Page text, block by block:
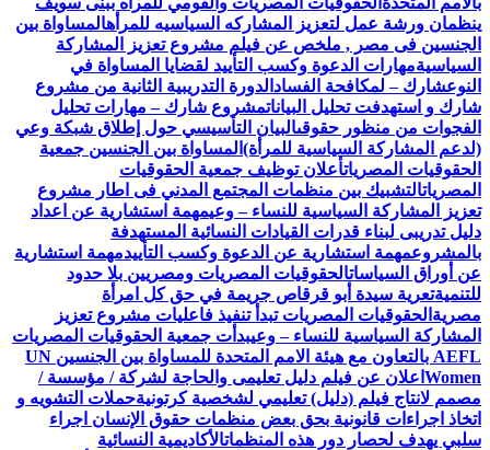
ينظمان ورشة عمل لتعزيز المشاركه السياسيه للمرأهالمساواة بين
الجنسين فى مصر , ملخص عن فيلم مشروع تعزيز المشاركة
السياسيةمهارات الدعوة وكسب التأييد لقضايا المساواة في
النوعشارك – لمكافحة الفساد الدورة التدريبية الثانية من مشروع
شارك و استهدفت تحليل البياناتمشروع شارك – مهارات تحليل
الفجوات من منظور حقوقىالبيان التأسيسي حول إطلاق شبكة وعي
(لدعم المشاركة السياسية للمرأة) المساواة بين الجنسين جمعية
الحقوقيات المصرياتأعلان توظيف جمعية الحقوقيات
المصرياتالتشبيك بين منظمات المجتمع المدني فى اطار مشروع
تعزيز المشاركة السياسية للنساء – وعيمهمة استشارية عن اعداد
دليل تدريبى لبناء قدرات القيادات النسائية المستهدفة
بالمشروعمهمة استشارية عن الدعوة وكسب التأييدمهمة استشارية
عن أوراق السياساتالحقوقيات المصريات ومصريين بلا حدود
للتنميةتعرية سيدة أبو قرقاص جريمة في حق كل امرأة
مصرية الحقوقيات المصريات تبدأ تنفيذ فاعليات مشروع تعزيز
المشاركة السياسية للنساء – وعيبدأت جمعية الحقوقيات المصريات
AEFL بالتعاون مع هيئة الامم المتحدة للمساواة بين الجنسين UN
Women اعلان عن فيلم دليل تعليمى والحاجة لشركة / مؤسسة /
مصمم لانتاج فيلم (دليل) تعليمي لشخصية كرتونيةحملات التشويه و
اتخاذ اجراءات قانونية بحق بعض منظمات حقوق الإنسان اجراء
سلبي يهدف لحصار دور هذه المنظماتالأكاديمية النسائية